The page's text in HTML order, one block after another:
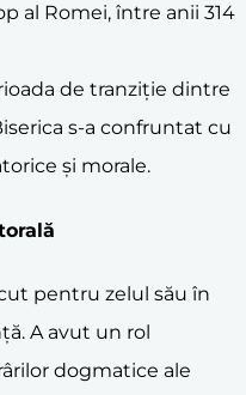
al Romei, între anii 314
de tranziție dintre
s-a confruntat cu
și morale.
pentru zelul său în
A avut un rol
dogmatice ale